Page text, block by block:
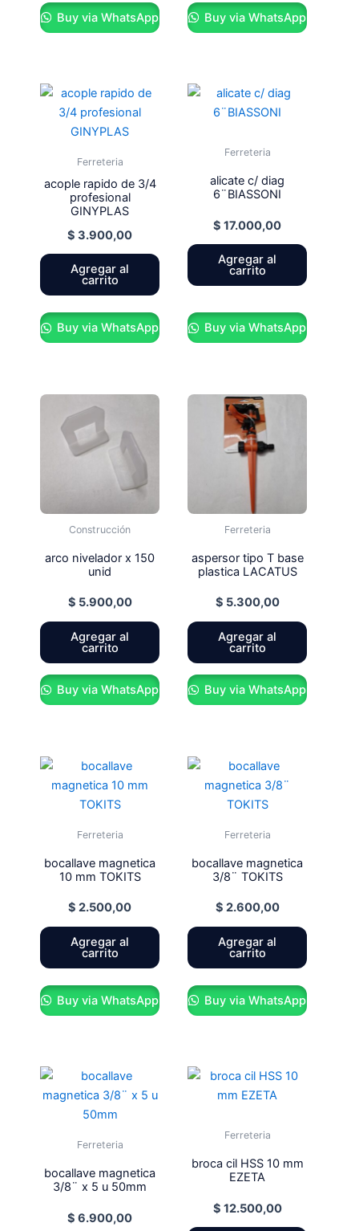
Buy via WhatsApp Buy via WhatsApp
Ferreteria
acople rapido de 3/4
profesional
GINYPLAS
$ 3.900,00
Agregar al
carrito
Buy via WhatsApp
Ferreteria
alicate c/ diag
6¨BIASSONI
$ 17.000,00
Agregar al
carrito
Buy via WhatsApp
Construcción
arco nivelador x 150
unid
$ 5.900,00
Agregar al
carrito
Buy via WhatsApp
Ferreteria
aspersor tipo T base
plastica LACATUS
$ 5.300,00
Agregar al
carrito
Buy via WhatsApp
Ferreteria
bocallave magnetica
10 mm TOKITS
$ 2.500,00
Agregar al
carrito
Buy via WhatsApp
Ferreteria
bocallave magnetica
3/8¨ TOKITS
$ 2.600,00
Agregar al
carrito
Buy via WhatsApp
Ferreteria
bocallave magnetica
3/8¨ x 5 u 50mm
$ 6.900,00
Ferreteria
broca cil HSS 10 mm
EZETA
$ 12.500,00